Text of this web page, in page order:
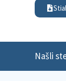
Našli